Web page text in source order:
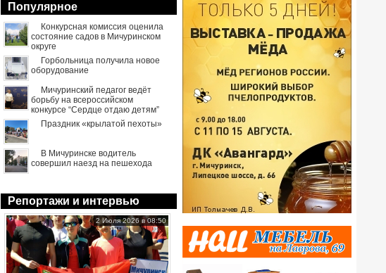
Популярное
Конкурсная комиссия оценила
состояние садов в Мичуринском
округе
Горбольница получила новое
оборудование
Мичуринский педагог ведёт
борьбу на всероссийском
конкурсе “Сердце отдаю детям”
Праздник «крылатой пехоты»
В Мичуринске водитель
совершил наезд на пешехода
Репортажи и интервью
2 Июля 2026 в 08:50